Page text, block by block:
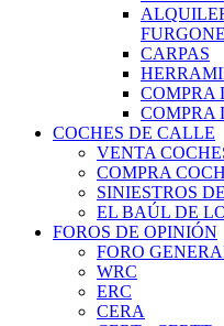
CARPAS
COMPRA
COMPRA
COCHES DE CALLE
VENTA
COMPRA
SINIESTROS
EL BAÚL DE
FOROS DE OPINIÓN
FORO
WRC
ERC
CERA